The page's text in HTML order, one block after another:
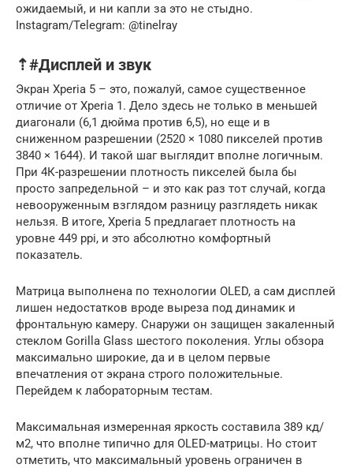
ожидаемый, и ни капли за это не стыдно.
Instagram/Telegram: @tinelray
⇡#Дисплей и звук
Экран Xperia 5 – это, пожалуй, самое существенное
отличие от Xperia 1. Дело здесь не только в меньшей
диагонали (6,1 дюйма против 6,5), но еще и в
сниженном разрешении (2520 × 1080 пикселей против
3840 × 1644). И такой шаг выглядит вполне логичным.
При 4К-разрешении плотность пикселей была бы
просто запредельной – и это как раз тот случай, когда
невооруженным взглядом разницу разглядеть никак
нельзя. В итоге, Xperia 5 предлагает плотность на
уровне 449 ppi, и это абсолютно комфортный
показатель.
Матрица выполнена по технологии OLED, а сам дисплей
лишен недостатков вроде выреза под динамик и
фронтальную камеру. Снаружи он защищен закаленный
стеклом Gorilla Glass шестого поколения. Углы обзора
максимально широкие, да и в целом первые
впечатления от экрана строго положительные.
Перейдем к лабораторным тестам.
Максимальная измеренная яркость составила 389 кд/
м2, что вполне типично для OLED-матрицы. Но стоит
отметить, что максимальный уровень ограничен в